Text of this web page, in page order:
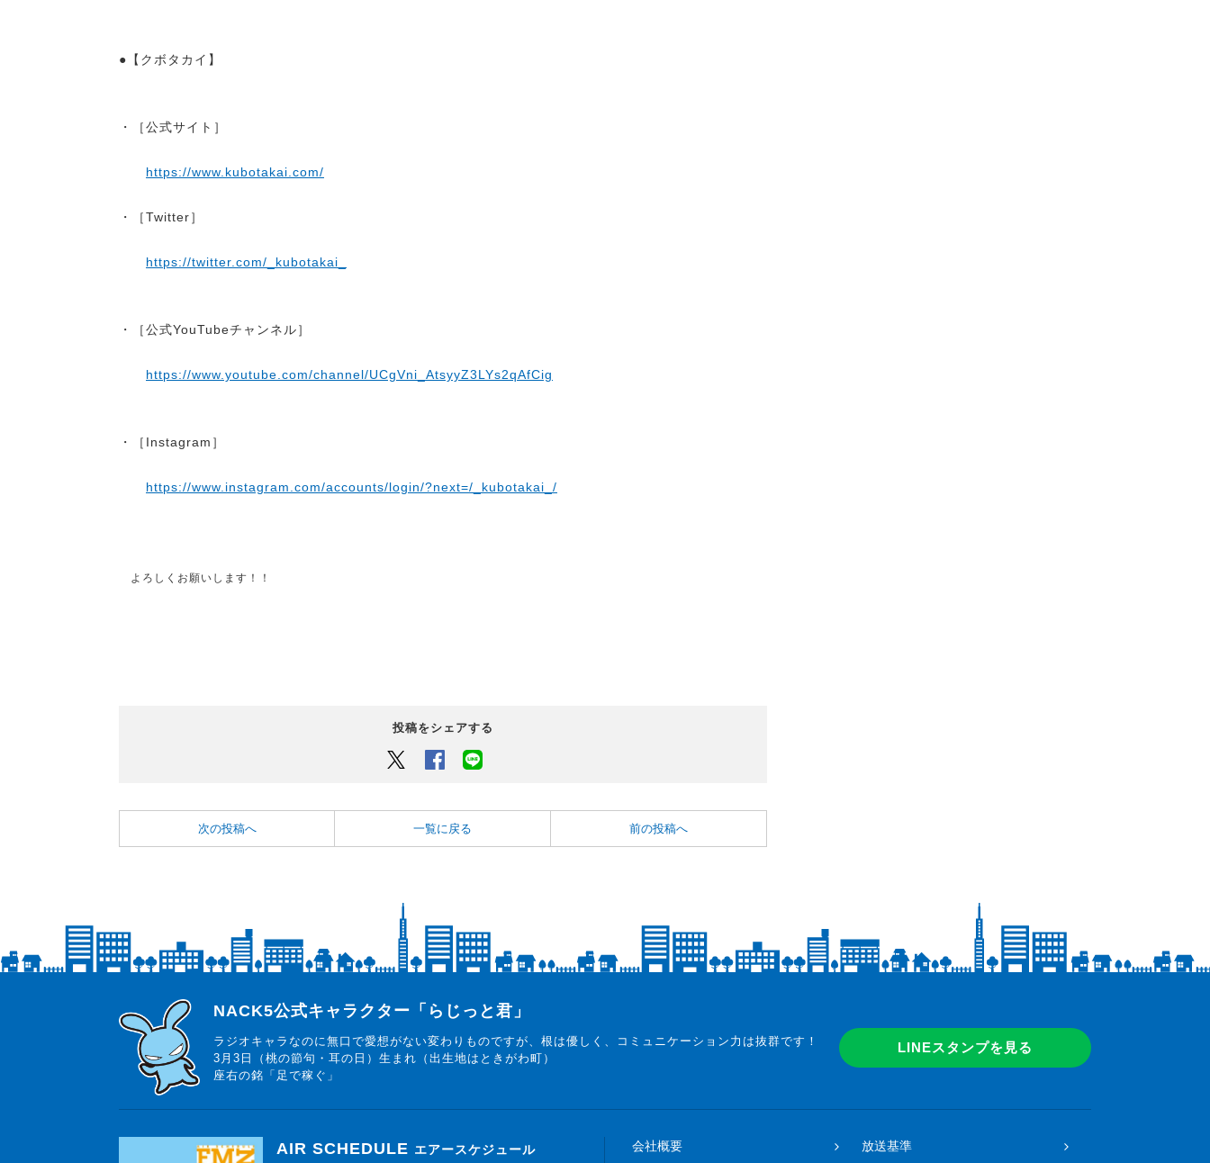
●【クボタカイ】
・［公式サイト］
https://www.kubotakai.com/
・［Twitter］
https://twitter.com/_kubotakai_
・［公式YouTubeチャンネル］
https://www.youtube.com/channel/UCgVni_AtsyyZ3LYs2qAfCig
・［Instagram］
https://www.instagram.com/accounts/login/?next=/_kubotakai_/
よろしくお願いします！！
投稿をシェアする
Twitter Facebook
次の投稿へ 一覧に戻る 前の投稿へ
らじっと君
NACK5公式キャラクター「らじっと君」
ラジオキャラなのに無口で愛想がない変わりものですが、根は優しく、コミュニケーション力は抜群です！
3月3日（桃の節句・耳の日）生まれ（出生地はときがわ町）
座右の銘「足で稼ぐ」
LINEスタンプを見る
AIR SCHEDULE エアースケジュール 会社概要 放送基準